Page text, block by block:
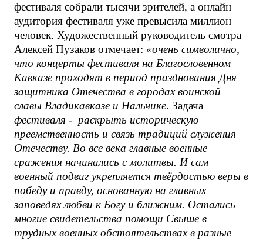
фестиваля собрали тысячи зрителей, а онлайн
аудитория фестиваля уже превысила миллион
человек. Художественный руководитель смотра
Алексей Пузаков отмечает: «очень символично,
что концерты фестиваля на Благословенном
Кавказе проходят в период празднования Дня
защитника Отечества в городах воинской
славы Владикавказе и Нальчике. Задача
фестиваля - раскрыть историческую
преемственность и связь традиций служения
Отечеству. Во все века главные военные
сражения начинались с молитвы. И сам
военный подвиг укрепляется твёрдостью веры в
победу и правду, основанную на главных
заповедях любви к Богу и ближним. Остались
многие свидетельства помощи Свыше в
трудных военных обстоятельствах в разные